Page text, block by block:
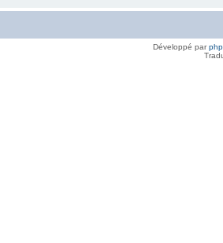
Développé par